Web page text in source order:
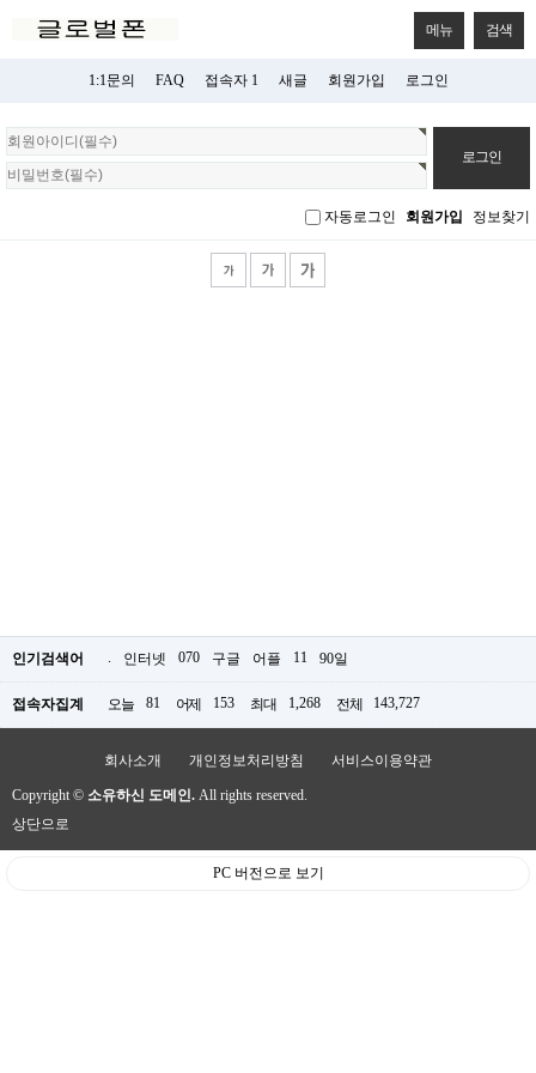
메뉴 검색
1:1문의 FAQ 접속자 1 새글 회원가입 로그인
회
원
로
자동로그인 회원가입 정보찾기
인기검색어 . 인터넷 070 구글 어플 11 90일
접속자집계 오늘 81 어제 153 최대 1,268 전체 143,727
회사소개 개인정보처리방침 서비스이용약관
Copyright © 소유하신 도메인. All rights reserved.
상단으로
PC 버전으로 보기